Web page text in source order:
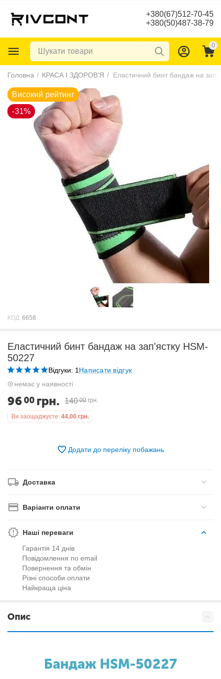
+380(67)512-70-45
+380(50)487-38-79
0
Головна / КРАСА І ЗДОРОВ'Я /
КОД: 6658
Еластичний бинт бандаж на зап'ястку HSM-
50227
Відгуки: 1 Написати відгук
немає у наявності
96 00 грн. 140 00 грн.
Ви заощаджуєте: 44,00 грн.
Додати до переліку побажань
Доставка
Варіанти оплати
Наші переваги
Гарантія 14 днів
Повідомлення по email
Повернення та обмін
Різні способи оплати
Найкраща ціна
Опис
Бандаж HSM-50227